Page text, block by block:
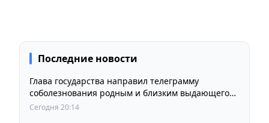
Последние новости
Глава государства направил телеграмму
соболезнования родным и близким выдающегося
кинорежиссера Ардака Амиркулова
Сегодня 20:14